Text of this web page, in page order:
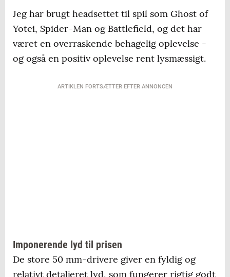
Jeg har brugt headsettet til spil som Ghost of
Yotei, Spider-Man og Battlefield, og det har
været en overraskende behagelig oplevelse -
og også en positiv oplevelse rent lysmæssigt.
ARTIKLEN FORTSÆTTER EFTER ANNONCEN
Imponerende lyd til prisen
De store 50 mm-drivere giver en fyldig og
relativt detaljeret lyd, som fungerer rigtig godt